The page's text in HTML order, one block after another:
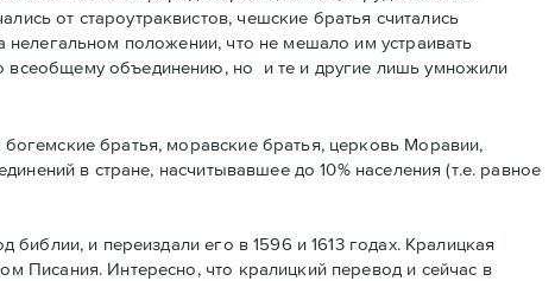
от староутраквистов, чешские братья считались
нелегальном положении, что не мешало им устраивать
всеобщему объединению, но и те и другие лишь умножили
братья, моравские братья, церковь Моравии,
в стране, насчитывавшее до 10% населения (т.е. равнoe
и переиздали егo в 1596 и 1613 годах. Кралицкая
Писания. Интересно, что кралицкий перевод и сейчас в